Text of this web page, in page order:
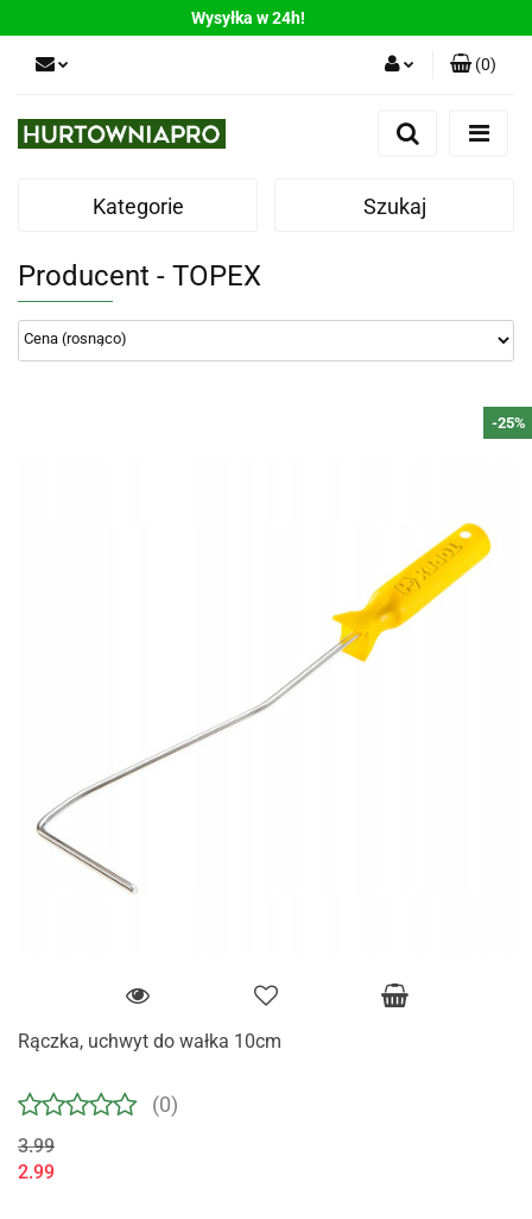
Wysyłka w 24h!
Zaloguj się
Dodaj zgłoszenie
(0)
Kategorie Szukaj
Producent - TOPEX
Rączka, uchwyt do wałka 10cm
(0)
3.99
-25%
2.99